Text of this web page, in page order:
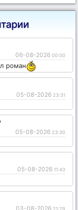
06-08-2026 00:00
роман
05-08-2026 23:31
05-08-2026 23:30
05-08-2026 11:43
03-08-2026 21:29